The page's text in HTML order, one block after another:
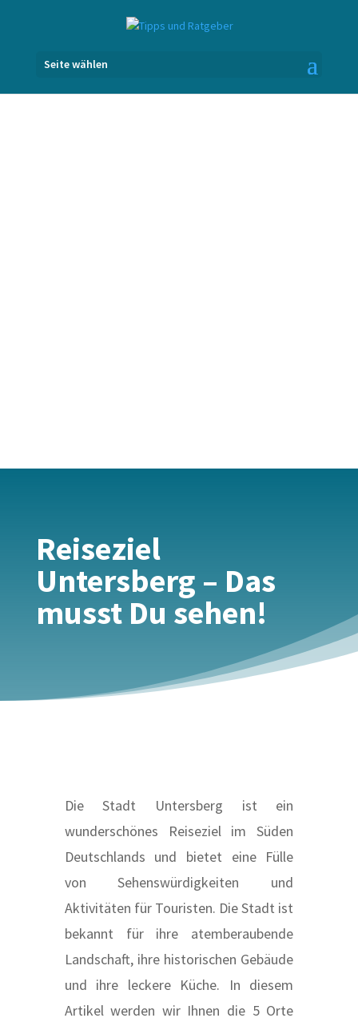
Seite wählen
Reiseziel
Untersberg – Das
musst Du sehen!
Die Stadt Untersberg ist ein
wunderschönes Reiseziel im Süden
Deutschlands und bietet eine Fülle
von Sehenswürdigkeiten und
Aktivitäten für Touristen. Die Stadt ist
bekannt für ihre atemberaubende
Landschaft, ihre historischen Gebäude
und ihre leckere Küche. In diesem
Artikel werden wir Ihnen die 5 Orte